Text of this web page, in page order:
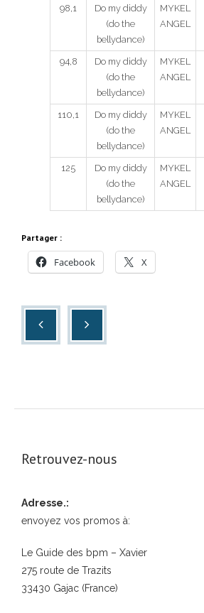
98,1
Do my diddy
(do the
bellydance)
MYKEL
ANGEL
94,8
Do my diddy
(do the
bellydance)
MYKEL
ANGEL
110,1
Do my diddy
(do the
bellydance)
MYKEL
ANGEL
125
Do my diddy
(do the
bellydance)
MYKEL
ANGEL
Partager :
Facebook X
Retrouvez-nous
Adresse.:
envoyez vos promos à:
Le Guide des bpm – Xavier
275 route de Trazits
33430 Gajac (France)